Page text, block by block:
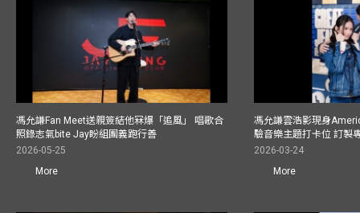
馮允謙Fan Meet送親簽結他冧爆「追風」 唱歌合
照錄志氣bite Jay盼組團義跑行善
2026-05-25
More
馮允謙雲浩影現身
驗音樂主題打卡位 訂製
2026-03-24
More